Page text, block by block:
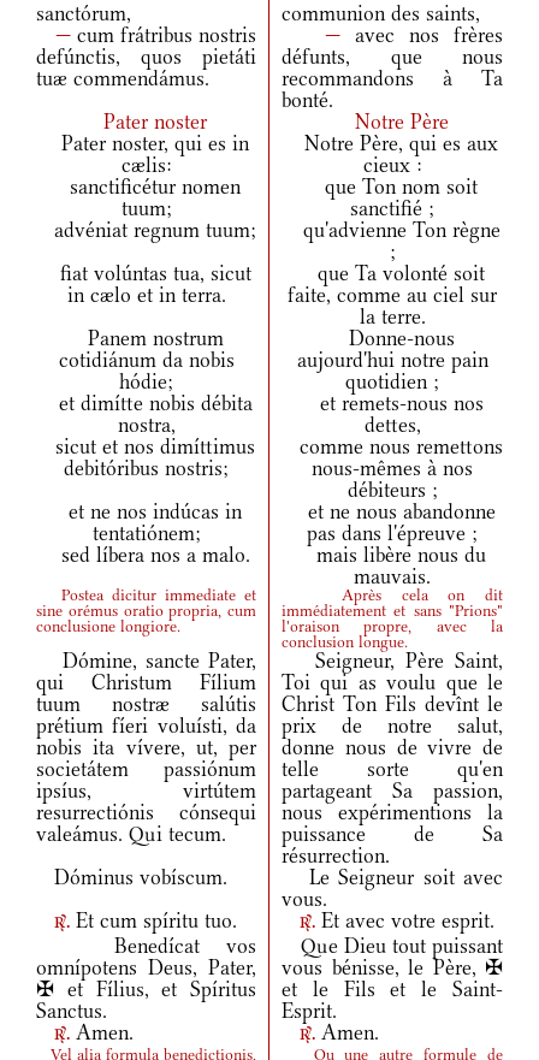
sanctórum,
communion des saints,
—cum frátribus nostris
defúnctis, quos pietáti
tuæ commendámus.
— avec nos frères
défunts, que nous
recommandons à Ta
bonté.
Pater noster
Notre Père
Pater noster, qui es in
cælis:
Notre Père, qui es aux
cieux :
sanctificétur nomen
tuum;
que Ton nom soit
sanctifié ;
advéniat regnum tuum;
qu'advienne Ton règne
;
fiat volúntas tua, sicut
in cælo et in terra.
que Ta volonté soit
faite, comme au ciel sur
la terre.
Panem nostrum
cotidiánum da nobis
hódie;
Donne-nous
aujourd'hui notre pain
quotidien ;
et dimítte nobis débita
nostra,
et remets-nous nos
dettes,
sicut et nos dimíttimus
debitóribus nostris;
comme nous remettons
nous-mêmes à nos
débiteurs ;
et ne nos indúcas in
tentatiónem;
et ne nous abandonne
pas dans l'épreuve ;
sed líbera nos a malo.
mais libère nous du
mauvais.
Postea dicitur immediate et
sine orémus oratio propria, cum
conclusione longiore.
Après cela on dit
immédiatement et sans "Prions"
l'oraison propre, avec la
conclusion longue.
Dómine, sancte Pater,
qui Christum Fílium
tuum nostræ salútis
prétium fíeri voluísti, da
nobis ita vívere, ut, per
societátem passiónum
ipsíus, virtútem
resurrectiónis cónsequi
valeámus. Qui tecum.
Seigneur, Père Saint,
Toi qui as voulu que le
Christ Ton Fils devînt le
prix de notre salut,
donne nous de vivre de
telle sorte qu'en
partageant Sa passion,
nous expérimentions la
puissance de Sa
résurrection.
Dóminus vobíscum.
Le Seigneur soit avec
vous.
r. Et cum spíritu tuo. r. Et avec votre esprit.
Benedícat vos
omnípotens Deus, Pater,
✠ et Fílius, et Spíritus
Sanctus.
Que Dieu tout puissant
vous bénisse, le Père, ✠
et le Fils et le Saint-
Esprit.
r. Amen. r. Amen.
Vel alia formula benedictionis, Ou une autre formule de